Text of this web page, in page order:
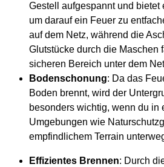
Gestell aufgespannt und bietet
um darauf ein Feuer zu
auf dem Netz, während die
Glutstücke durch die Maschen
sicheren Bereich unter dem
Bodenschonung: Da das
Boden brennt, wird der
besonders wichtig, wenn du in
Umgebungen wie
empfindlichem Terrain
Effizientes Brennen: Durch